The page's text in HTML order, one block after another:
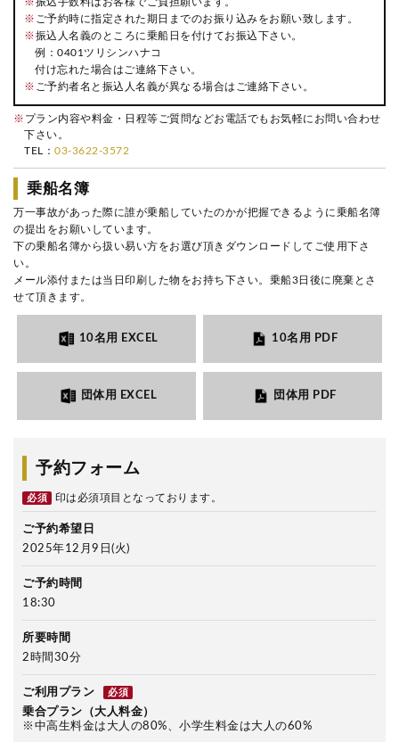
※ ご予約時に指定された期日までのお振り込みをお願い致します。
※振込人名義のところに乗船日を付けてお振込下さい。
例：0401ツリシンハナコ
付け忘れた場合はご連絡下さい。
※ ご予約者名と振込人名義が異なる場合はご連絡下さい。
※ プラン内容や料金・日程等ご質問などお電話でもお気軽にお問い合わせ
下さい。
TEL： 03-3622-3572
乗船名簿
万一事故があった際に誰が乗船していたのかが把握できるように乗船名簿
の提出をお願いしています。
下の乗船名簿から扱い易い方をお選び頂きダウンロードしてご使用下さ
い。
メール添付または当日印刷した物をお持ち下さい。乗船3日後に廃棄とさ
せて頂きます。
10名用 EXCEL 10名用 PDF
団体用 EXCEL 団体用 PDF
予約フォーム
必須 印は必須項目となっております。
ご予約希望日
2025年12月9日(火)
ご予約時間
18:30
所要時間
2時間30分
ご利用プラン 必須
乗合プラン（大人料金）
※中高生料金は大人の80%、小学生料金は大人の60%